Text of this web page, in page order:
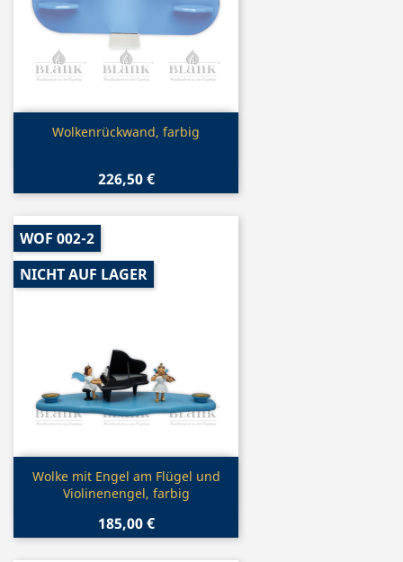
Vorschau
Wolkenrückwand, farbig
226,50 €
Vorschau
Wolke mit Engel am Flügel und
Violinenengel, farbig
185,00 €
WOF 002-2
NICHT AUF LAGER